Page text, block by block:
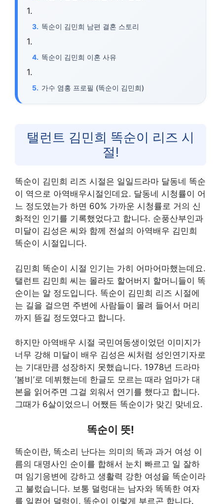
똑순이 김민희 남편 결혼 스토리
똑순이 김민희 이혼 사유
가수 염홍 프로필 (똑순이 김민희)
탤런트 김민희 똑순이 리즈 시
절!
똑순이 김민희 리즈 시절은 일일드라마 달동네 똑순
이 역으로 아역배우시절인데요. 달동네 시청률이 어
느 정도였는가 하면 60% 가까운 시청률로 거의 신
화적인 인기를 기록했었다고 합니다. 순풍산부인과
미달이 김성은 씨와 함께 전설의 아역배우 김민희
똑순이 시절입니다.
김민희 똑순이 시절 인기는 가히 어마어마했는데요.
탤런트 김민희 씨는 몰라도 할어버지 할머니들이 똑
순이는 알 정도입니다. 똑순이 김민희 리즈 시절에
는 길을 걸으면 주변에 사람들이 몰려 들어서 머리
까지 뜯길 정도였다고 합니다.
하지만 아역배우 시절 국민여동생이었던 이미지가
너무 강해 미달이 배우 김성은 씨처럼 성인연기자로
는 기대만큼 성장하지 못했습니다. 1978년 드라마
‘봄비’로 데뷔했는데 한글도 모르는 때라 엄마가 대
본을 읽어주면 그걸 외워서 연기를 했다고 합니다.
그때가 6살이었으니 어쨌든 똑순이가 맞긴 맞네요.
똑순이 뜻!
똑순이란, 똑소리 난다는 의미의 똑과 과거 여성 이
름의 대명사인 순이를 합해서 눈치 빠르고 일 잘하
며 임기응변에 강하고 생활력 강한 여성을 똑순이라
고 불렀습니다. 보통 덜렁대는 남자와 똑똑한 여자
를 일컫어 덜렁이, 똑순이 이렇게 부르곤 합니다.